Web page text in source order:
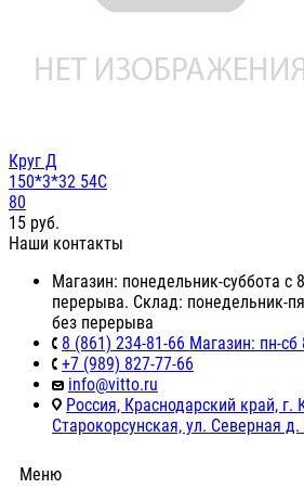
Круг Д
150*3*32 54С
80
15 руб.
Наши контакты
Магазин: понедельник-суббота с
перерыва. Склад: понедельник-
без перерыва
8 (861) 234-81-66 Магазин: пн-сб
+7 (989) 827-77-66
info@vitto.ru
Россия, Краснодарский край, г.
Старокорсунская, ул. Северная
Меню